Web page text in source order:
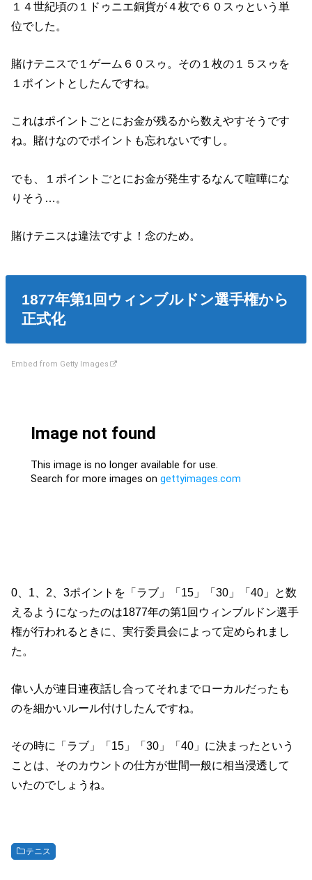
１４世紀頃の１ドゥニエ銅貨が４枚で６０スゥという単
位でした。
賭けテニスで１ゲーム６０スゥ。その１枚の１５スゥを
１ポイントとしたんですね。
これはポイントごとにお金が残るから数えやすそうです
ね。賭けなのでポイントも忘れないですし。
でも、１ポイントごとにお金が発生するなんて喧嘩にな
りそう…。
賭けテニスは違法ですよ！念のため。
1877年第1回ウィンブルドン選手権から
正式化
Embed from Getty Images
0、1、2、3ポイントを「ラブ」「15」「30」「40」と数
えるようになったのは1877年の第1回ウィンブルドン選手
権が行われるときに、実行委員会によって定められまし
た。
偉い人が連日連夜話し合ってそれまでローカルだったも
のを細かいルール付けしたんですね。
その時に「ラブ」「15」「30」「40」に決まったという
ことは、そのカウントの仕方が世間一般に相当浸透して
いたのでしょうね。
テニス